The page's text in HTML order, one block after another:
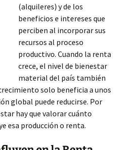
(alquileres) y de los
beneficios e intereses que
perciben al incorporar sus
recursos al proceso
productivo. Cuando la renta
crece, el nivel de bienestar
material del país también
solo beneficia a unos
global puede reducirse. Por
hay que valorar cuánto
esa producción o renta.